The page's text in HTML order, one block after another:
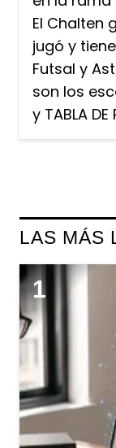
El Chalten
jugó y
Futsal y
son los
y TABLA DE
LAS MÁS